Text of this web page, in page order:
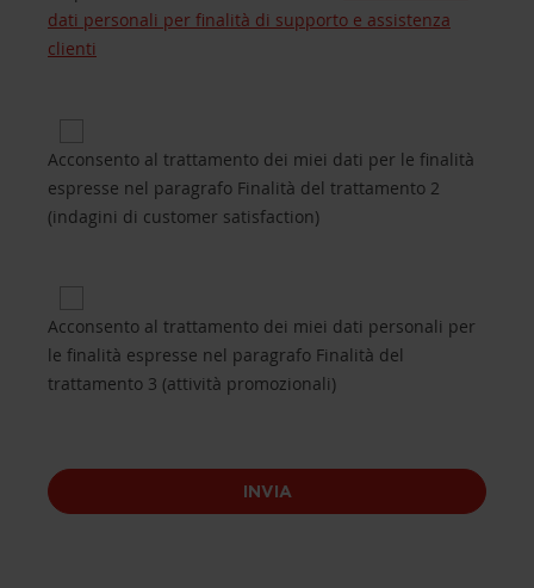
dati personali per finalità di supporto e assistenza
clienti
Acconsento al trattamento dei miei dati per le finalità
espresse nel paragrafo Finalità del trattamento 2
(indagini di customer satisfaction)
Acconsento al trattamento dei miei dati personali per
le finalità espresse nel paragrafo Finalità del
trattamento 3 (attività promozionali)
INVIA